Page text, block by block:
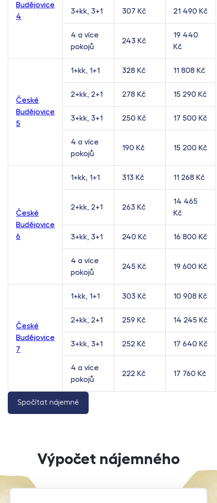
Budějovice
4
3+kk, 3+1 307 Kč 21 490 Kč
4 a více
pokojů
243 Kč
19 440
Kč
České
Budějovice
5
1+kk, 1+1 328 Kč 11 808 Kč
2+kk, 2+1 278 Kč 15 290 Kč
3+kk, 3+1 250 Kč 17 500 Kč
4 a více
pokojů
190 Kč 15 200 Kč
České
Budějovice
6
1+kk, 1+1 313 Kč 11 268 Kč
2+kk, 2+1 263 Kč
14 465
Kč
3+kk, 3+1 240 Kč 16 800 Kč
4 a více
pokojů
245 Kč 19 600 Kč
České
Budějovice
7
1+kk, 1+1 303 Kč 10 908 Kč
2+kk, 2+1 259 Kč 14 245 Kč
3+kk, 3+1 252 Kč 17 640 Kč
4 a více
pokojů
222 Kč 17 760 Kč
Spočítat nájemné
Výpočet nájemného